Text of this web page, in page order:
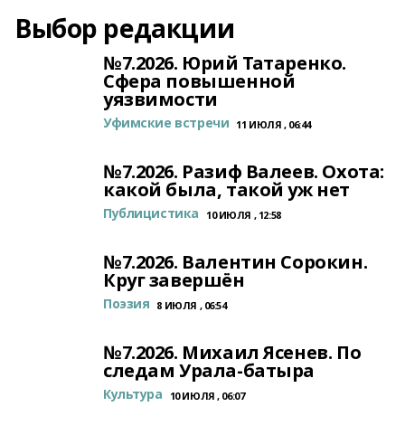
Выбор редакции
№7.2026. Юрий Татаренко.
Сфера повышенной
уязвимости
Уфимские встречи 11 ИЮЛЯ , 06:44
№7.2026. Разиф Валеев. Охота:
какой была, такой уж нет
Публицистика 10 ИЮЛЯ , 12:58
№7.2026. Валентин Сорокин.
Круг завершён
Поэзия 8 ИЮЛЯ , 06:54
№7.2026. Михаил Ясенев. По
следам Урала-батыра
Культура 10 ИЮЛЯ , 06:07